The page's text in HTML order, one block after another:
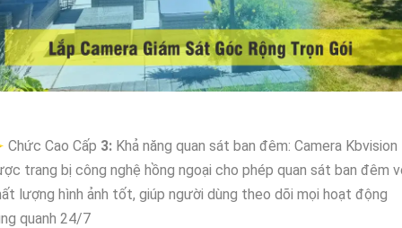
Chức Cao Cấp 3: Khả năng quan sát ban đêm: Camera Kbvision
trang bị công nghệ hồng ngoại cho phép quan sát ban đêm
lượng hình ảnh tốt, giúp người dùng theo dõi mọi hoạt động
quanh 24/7